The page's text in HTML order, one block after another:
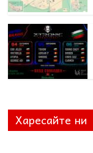
Харесайте ни